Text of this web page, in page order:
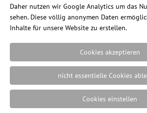
Ein Blog des Internetshops
Impressum|Datenschutz
Einstellungen| Webdesign
Werbeagentur in
Daher nutzen wir Google Analytics um das
sehen. Diese völlig anonymen Daten
Inhalte für unsere Website zu erstellen.
Cookies akzeptieren
nicht essentielle Cookies
Cookies einstellen